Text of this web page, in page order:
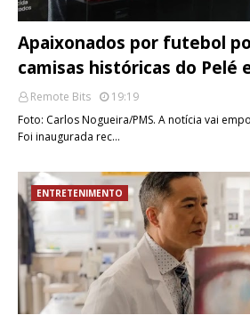
Apaixonados por futebol
camisas históricas do Pelé
Remote Bits
19:19
Foto: Carlos Nogueira/PMS. A notícia vai
Foi inaugurada rec…
ENTRETENIMENTO